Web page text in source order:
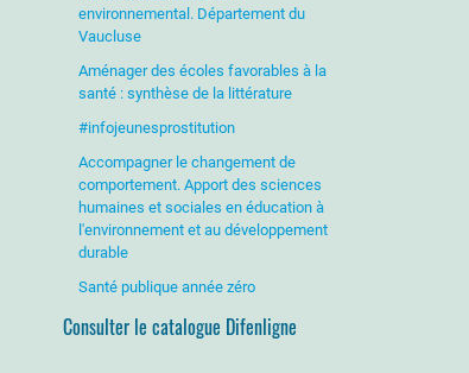
environnemental. Département du
Vaucluse
Aménager des écoles favorables à la
santé : synthèse de la littérature
#infojeunesprostitution
Accompagner le changement de
comportement. Apport des sciences
humaines et sociales en éducation à
l'environnement et au développement
durable
Santé publique année zéro
Consulter le catalogue Difenligne